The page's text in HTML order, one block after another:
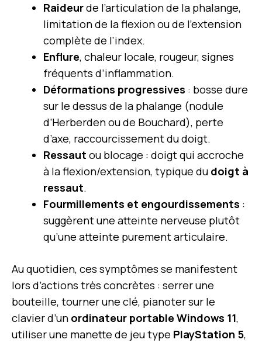
Raideurde l’articulation de la phalange,
limitation de la flexion ou de l’extension
complète de l’index.
Enflure, chaleur locale, rougeur, signes
fréquents d’inflammation.
Déformations progressives : bosse dure
sur le dessus de la phalange (nodule
d’Herberden ou de Bouchard), perte
d’axe, raccourcissement du doigt.
Ressaut ou blocage : doigt qui accroche
à la flexion/extension, typique du doigt à
ressaut.
Fourmillements et engourdissements :
suggèrent une atteinte nerveuse plutôt
qu’une atteinte purement articulaire.
Au quotidien, ces symptômes se manifestent
lors d’actions très concrètes : serrer une
bouteille, tourner une clé, pianoter sur le
clavier d’un ordinateur portable Windows 11,
utiliser une manette de jeu type PlayStation 5,